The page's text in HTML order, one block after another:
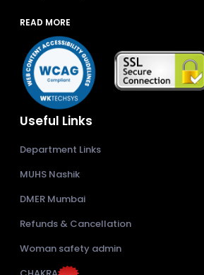
READ MORE
Useful Links
Department Links
MUHS Nashik
DMER Mumbai
Refunds & Cancellation
Woman safety admin